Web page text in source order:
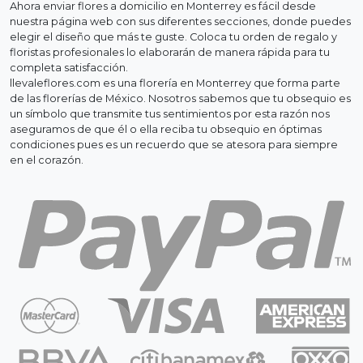
Ahora enviar flores a domicilio en Monterrey es fácil desde
nuestra página web con sus diferentes secciones, donde puedes
elegir el diseño que más te guste. Coloca tu orden de regalo y
floristas profesionales lo elaborarán de manera rápida para tu
completa satisfacción.
llevaleflores.com es una florería en Monterrey que forma parte
de las florerías de México. Nosotros sabemos que tu obsequio es
un símbolo que transmite tus sentimientos por esta razón nos
aseguramos de que él o ella reciba tu obsequio en óptimas
condiciones pues es un recuerdo que se atesora para siempre
en el corazón.